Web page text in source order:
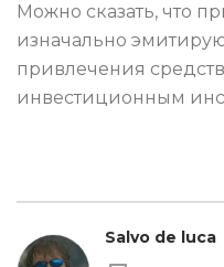
Можно сказать, что
изначально
привлечения
инвестиционным
Salvo de luca